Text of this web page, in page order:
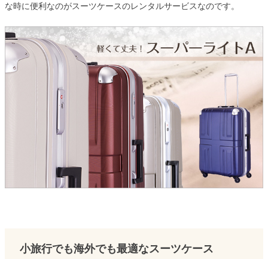
な時に便利なのがスーツケースのレンタルサービスなのです。
小旅行でも海外でも最適なスーツケース